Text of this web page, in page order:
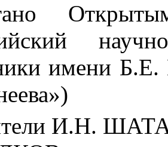
имени
И.Н.